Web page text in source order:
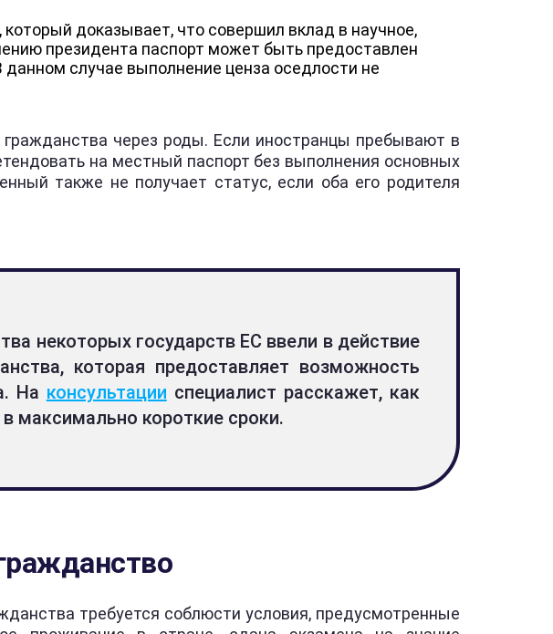
доказывает, что совершил вклад в научное,
президента паспорт может быть предоставлен
случае выполнение ценза оседлости не
через роды. Если иностранцы пребывают в
на местный паспорт без выполнения основных
также не получает статус, если оба его родителя
некоторых государств ЕС ввели в действие
которая предоставляет возможность
На консультации специалист расскажет, как
максимально короткие сроки.
требуется соблюсти условия, предусмотренные